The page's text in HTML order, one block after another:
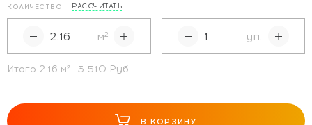
КОЛИЧЕСТВО РАССЧИТАТЬ
м² уп.
Итого 2.16 м² 3 510 Руб
В КОРЗИНУ